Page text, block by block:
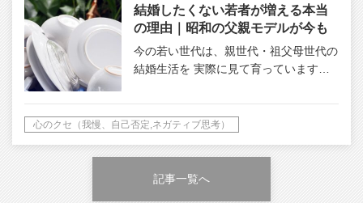
結婚したくない若者が増える本当
の理由｜昭和の父親モデルが今も
影響している？
今の若い世代は、親世代・祖父母世代の
結婚生活を 実際に見て育っています…
心のクセ（我慢、自己否定,ネガティブ思考）
記事一覧へ